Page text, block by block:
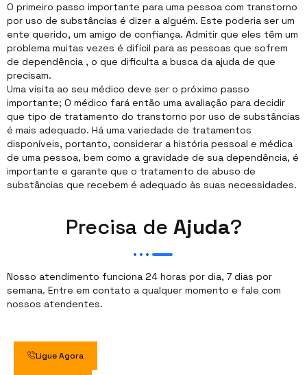
O primeiro passo importante para uma pessoa com transtorno
por uso de substâncias é dizer a alguém. Este poderia ser um
ente querido, um amigo de confiança. Admitir que eles têm um
problema muitas vezes é difícil para as pessoas que sofrem
de dependência , o que dificulta a busca da ajuda de que
precisam.
Uma visita ao seu médico deve ser o próximo passo
importante; O médico fará então uma avaliação para decidir
que tipo de tratamento do transtorno por uso de substâncias
é mais adequado. Há uma variedade de tratamentos
disponíveis, portanto, considerar a história pessoal e médica
de uma pessoa, bem como a gravidade de sua dependência, é
importante e garante que o tratamento de abuso de
substâncias que recebem é adequado às suas necessidades.
Precisa de Ajuda?
Nosso atendimento funciona 24 horas por dia, 7 dias por
semana. Entre em contato a qualquer momento e fale com
nossos atendentes.
Ligue Agora